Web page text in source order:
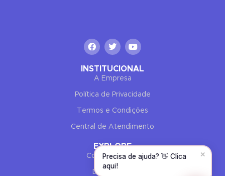
INSTITUCIONAL
A Empresa
Política de Privacidade
Termos e Condições
Central de Atendimento
EXPLORE
Como Comprar
Devoluções
Precisa de ajuda? 👋 Clica
aqui!
✕